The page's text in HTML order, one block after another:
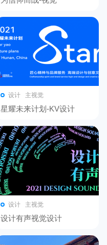
设计 主视觉
星耀未来计划-KV设计
设计 主视觉
设计有声视觉设计